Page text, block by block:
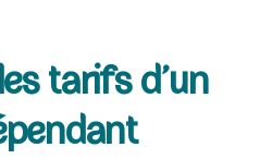
tarifs d’un